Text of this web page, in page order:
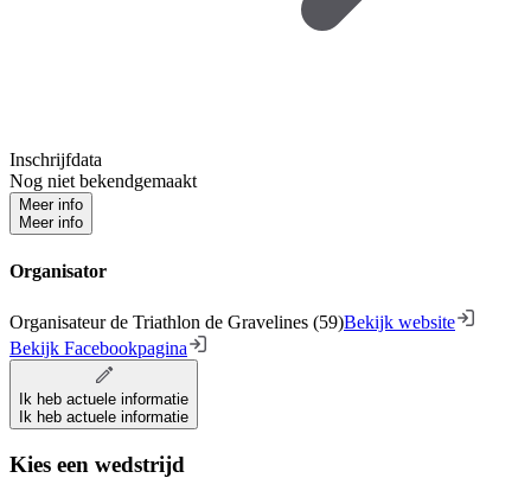
Inschrijfdata
Nog niet bekendgemaakt
Meer info
Meer info
Organisator
Organisateur de Triathlon de Gravelines (59)Bekijk website
Bekijk Facebookpagina
Ik heb actuele informatie
Ik heb actuele informatie
Kies een wedstrijd